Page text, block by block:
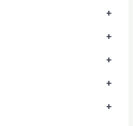
+
+
+
+
+